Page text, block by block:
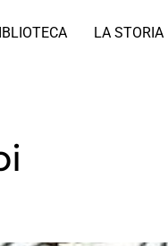
LA STORIA